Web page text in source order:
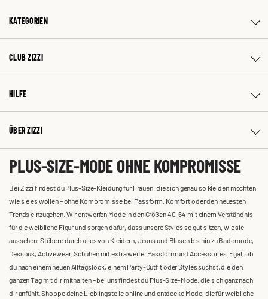
KATEGORIEN
CLUB ZIZZI
HILFE
ÜBER ZIZZI
PLUS-SIZE-MODE OHNE KOMPROMISSE
Bei Zizzi findest du Plus-Size-Kleidung für Frauen, die sich genau so kleiden möchten,
wie sie es wollen – ohne Kompromisse bei Passform, Komfort oder den neuesten
Trends einzugehen. Wir entwerfen Mode in den Größen 40-64 mit einem Verständnis
für die weibliche Figur und sorgen dafür, dass unsere Styles so gut sitzen, wie sie
aussehen. Stöbere durch alles von Kleidern, Jeans und Blusen bis hin zu Bademode,
Dessous, Activewear, Schuhen mit extra weiter Passform und Accessoires. Egal, ob
du nach einem neuen Alltagslook, einem Party-Outfit oder Styles suchst, die den
ganzen Tag mit dir mithalten – bei uns findest du Plus-Size-Mode, die sich ganz nach
dir anfühlt. Shoppe deine Lieblingsteile online und entdecke Mode, die für weibliche